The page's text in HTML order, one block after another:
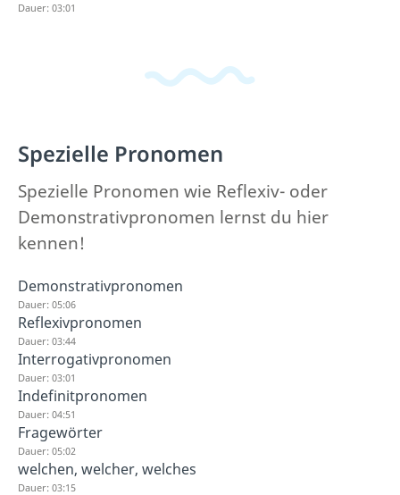
Dauer: 03:01
Spezielle Pronomen
Spezielle Pronomen wie Reflexiv- oder
Demonstrativpronomen lernst du hier
kennen!
Demonstrativpronomen
Dauer: 05:06
Reflexivpronomen
Dauer: 03:44
Interrogativpronomen
Dauer: 03:01
Indefinitpronomen
Dauer: 04:51
Fragewörter
Dauer: 05:02
welchen, welcher, welches
Dauer: 03:15